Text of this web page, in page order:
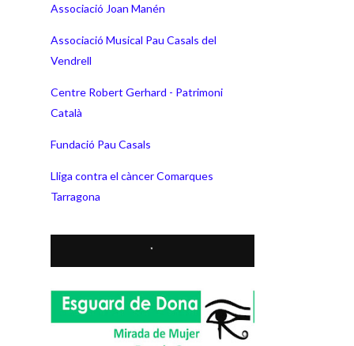
Associació Joan Manén
Associació Musical Pau Casals del
Vendrell
Centre Robert Gerhard - Patrimoni
Català
Fundació Pau Casals
Lliga contra el càncer Comarques
Tarragona
*